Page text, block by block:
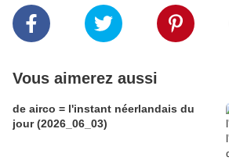
Vous aimerez aussi
de airco = l'instant néerlandais du
jour (2026_06_03)